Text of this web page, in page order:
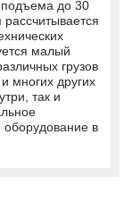
подъема до 30
малый
грузов
многих других
так и
в